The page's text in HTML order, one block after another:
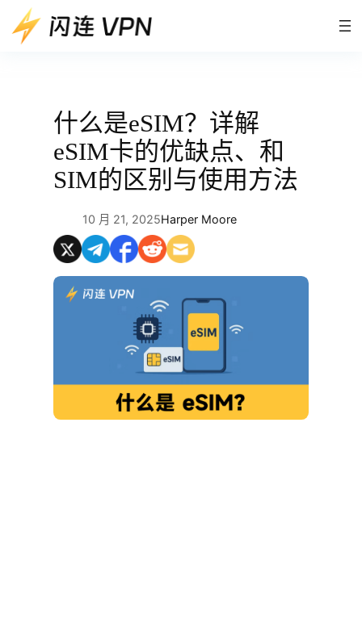
至
什么是eSIM？详解
eSIM卡的优缺点、和
SIM的区别与使用方法
10 月 21, 2025Harper Moore